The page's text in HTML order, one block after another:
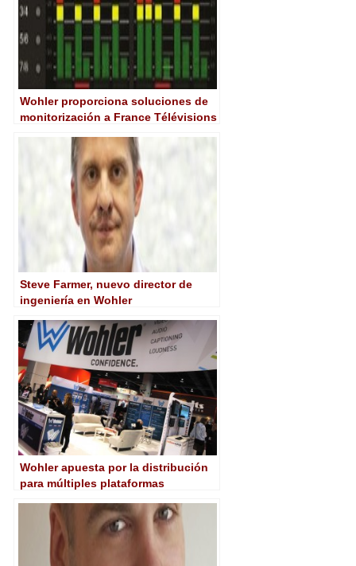
Wohler proporciona soluciones de
monitorización a France Télévisions
Steve Farmer, nuevo director de
ingeniería en Wohler
Wohler apuesta por la distribución
para múltiples plataformas